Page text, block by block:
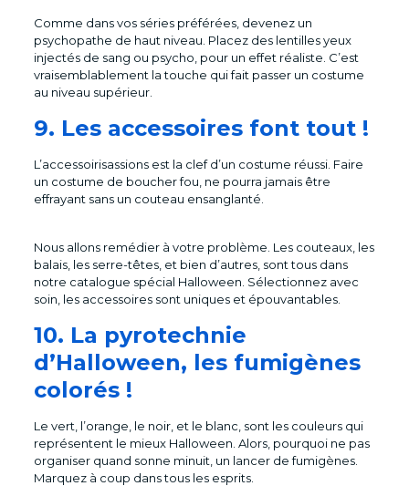
Comme dans vos séries préférées, devenez un
psychopathe de haut niveau. Placez des lentilles yeux
injectés de sang ou psycho, pour un effet réaliste. C’est
vraisemblablement la touche qui fait passer un costume
au niveau supérieur.
9. Les accessoires font tout !
L’accessoirisassions est la clef d’un costume réussi. Faire
un costume de boucher fou, ne pourra jamais être
effrayant sans un couteau ensanglanté.
Nous allons remédier à votre problème. Les couteaux, les
balais, les serre-têtes, et bien d’autres, sont tous dans
notre catalogue spécial Halloween. Sélectionnez avec
soin, les accessoires sont uniques et épouvantables.
10. La pyrotechnie
d’Halloween, les fumigènes
colorés !
Le vert, l’orange, le noir, et le blanc, sont les couleurs qui
représentent le mieux Halloween. Alors, pourquoi ne pas
organiser quand sonne minuit, un lancer de fumigènes.
Marquez à coup dans tous les esprits.